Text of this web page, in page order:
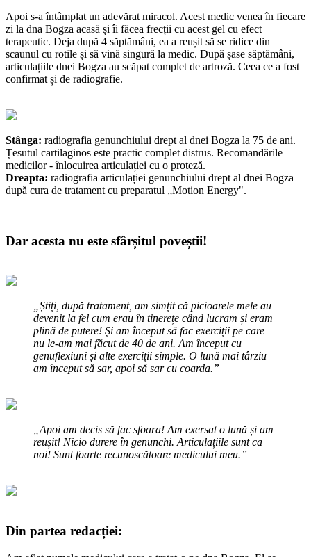
Apoi s-a întâmplat un adevărat miracol. Acest medic venea în fiecare
zi la dna Bogza acasă și îi făcea frecții cu acest gel cu efect
terapeutic. Deja după 4 săptămâni, ea a reușit să se ridice din
scaunul cu rotile și să vină singură la medic. După șase săptămâni,
articulațiile dnei Bogza au scăpat complet de artroză. Ceea ce a fost
confirmat și de radiografie.
Stânga: radiografia genunchiului drept al dnei Bogza la 75 de ani.
Țesutul cartilaginos este practic complet distrus. Recomandările
medicilor - înlocuirea articulației cu o proteză.
Dreapta: radiografia articulației genunchiului drept al dnei Bogza
după cura de tratament cu preparatul „Motion Energy".
Dar acesta nu este sfârșitul poveștii!
„Știți, după tratament, am simțit că picioarele mele au
devenit la fel cum erau în tinerețe când lucram și eram
plină de putere! Și am început să fac exerciții pe care
nu le-am mai făcut de 40 de ani. Am început cu
genuflexiuni și alte exerciții simple. O lună mai târziu
am început să sar, apoi să sar cu coarda.”
„Apoi am decis să fac sfoara! Am exersat o lună și am
reușit! Nicio durere în genunchi. Articulațiile sunt ca
noi! Sunt foarte recunoscătoare medicului meu.”
Din partea redacției: